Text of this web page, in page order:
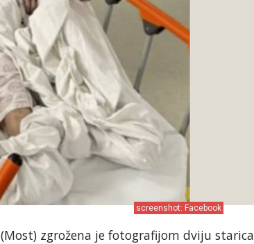
screenshot: Facebook
(Most) zgrožena je fotografijom dviju starica